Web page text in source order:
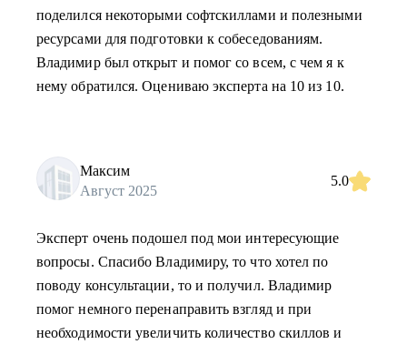
поделился некоторыми софтскиллами и полезными
ресурсами для подготовки к собеседованиям.
Владимир был открыт и помог со всем, с чем я к
нему обратился. Оцениваю эксперта на 10 из 10.
Максим
Август 2025
5.0
Эксперт очень подошел под мои интересующие
вопросы. Спасибо Владимиру, то что хотел по
поводу консультации, то и получил. Владимир
помог немного перенаправить взгляд и при
необходимости увеличить количество скиллов и